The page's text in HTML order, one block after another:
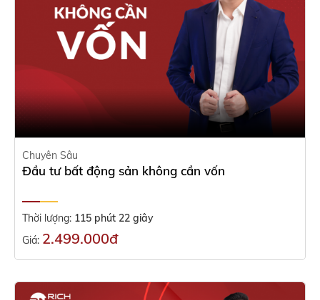
Chuyên Sâu
Đầu tư bất động sản không cần vốn
Thời lượng: 115 phút 22 giây
Giá: 2.499.000đ